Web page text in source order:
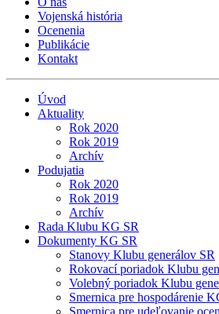
Vojenská história
Ocenenia
Publikácie
Kontakt
Úvod
Aktuality
Rok 2020
Rok 2019
Archív
Podujatia
Rok 2020
Rok 2019
Archív
Rada Klubu KG SR
Dokumenty KG SR
Stanovy Klubu generálov SR
Rokovací poriadok Klubu
Volebný poriadok Klubu
Smernica pre hospodárenie
Smernica pre udeľovanie